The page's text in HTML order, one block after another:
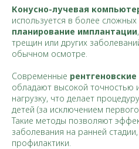
Конусно-лучевая
используется в более сложных
планирование имплантации
трещин или других
обычном осмотре.
Современные
обладают высокой точностью
нагрузку, что делает
детей (за исключением
Такие методы позволяют
заболевания на ранней
профилактики.